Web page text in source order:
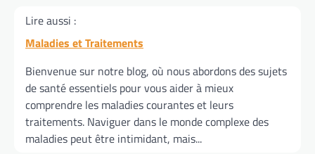
Lire aussi :
Maladies et Traitements
Bienvenue sur notre blog, où nous abordons des sujets
de santé essentiels pour vous aider à mieux
comprendre les maladies courantes et leurs
traitements. Naviguer dans le monde complexe des
maladies peut être intimidant, mais...